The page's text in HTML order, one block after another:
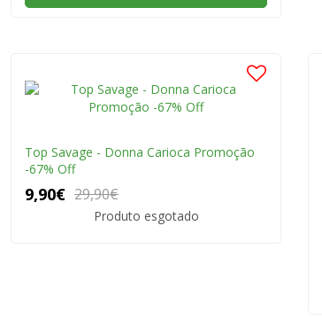
Top Savage - Donna Carioca Promoção
-67% Off
9,90€ 29,90€
Produto esgotado